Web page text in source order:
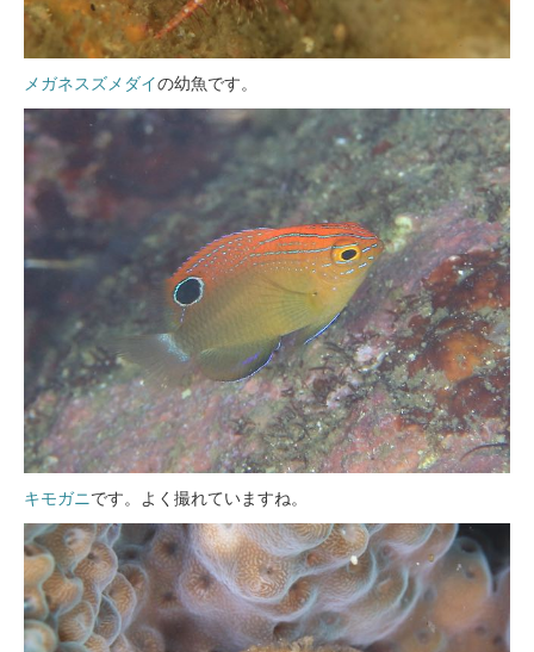
メガネスズメダイの幼魚です。
キモガニです。よく撮れていますね。